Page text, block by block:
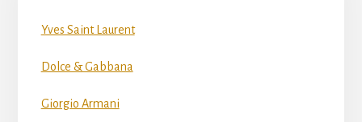
Yves Saint Laurent
Dolce & Gabbana
Giorgio Armani